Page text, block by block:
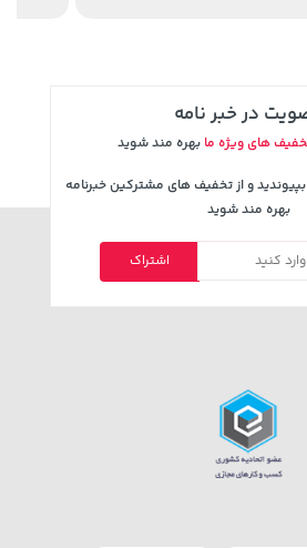
خرید
5,630,000 تومان
6,580,000
خرید
در خبر نامه
های ویژه ما بهره مند شوید
و از تخفیف های مشترکین خبرنامه
بهره مند شوید
اشتراک